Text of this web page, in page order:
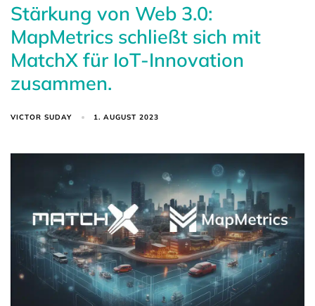
Stärkung von Web 3.0:
MapMetrics schließt sich mit
MatchX für IoT-Innovation
zusammen.
VICTOR SUDAY 1. AUGUST 2023